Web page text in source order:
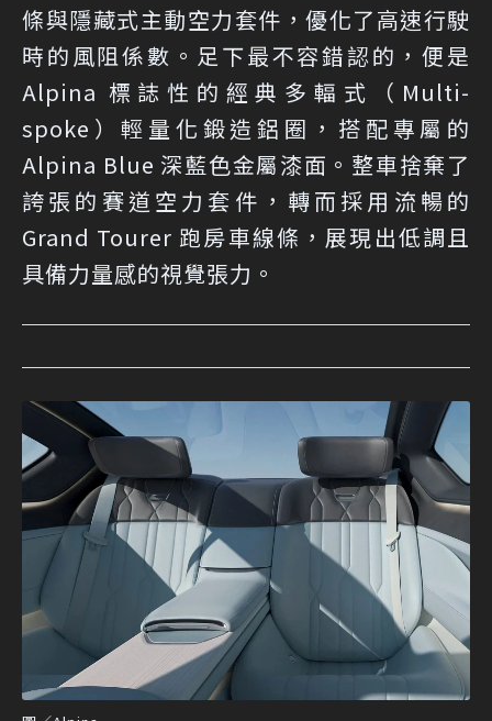
條與隱藏式主動空力套件，優化了高速行駛
時的風阻係數。足下最不容錯認的，便是
Alpina 標誌性的經典多輻式（Multi-
spoke）輕量化鍛造鋁圈，搭配專屬的
Alpina Blue 深藍色金屬漆面。整車捨棄了
誇張的賽道空力套件，轉而採用流暢的
Grand Tourer 跑房車線條，展現出低調且
具備力量感的視覺張力。